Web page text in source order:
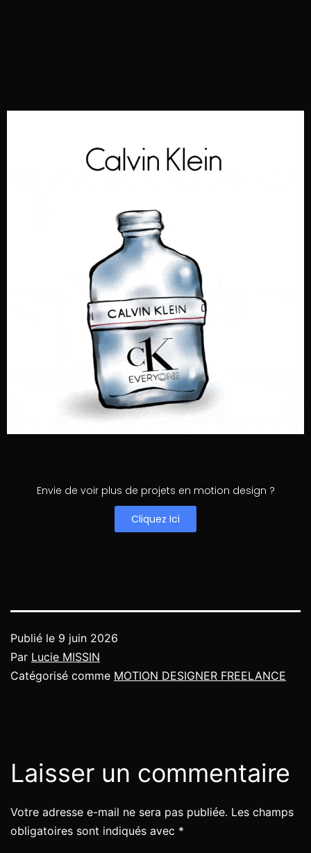
Envie de voir plus de projets en motion design ?
Cliquez Ici
Publié le 9 juin 2026
Par Lucie MISSIN
Catégorisé comme MOTION DESIGNER FREELANCE
Laisser un commentaire
Votre adresse e-mail ne sera pas publiée. Les champs
obligatoires sont indiqués avec *